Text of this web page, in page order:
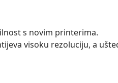
s novim printerima.
visoku rezoluciju, a